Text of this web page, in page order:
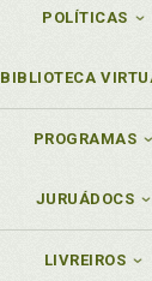
POLÍTICAS
BIBLIOTECA
PROGRAMAS
JURUÁDOCS
LIVREIROS